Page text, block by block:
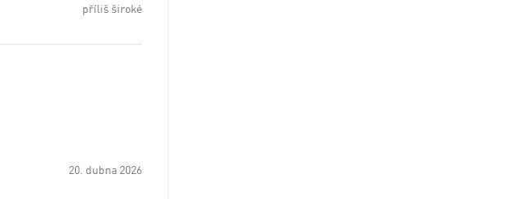
příliš široké
20. dubna 2026